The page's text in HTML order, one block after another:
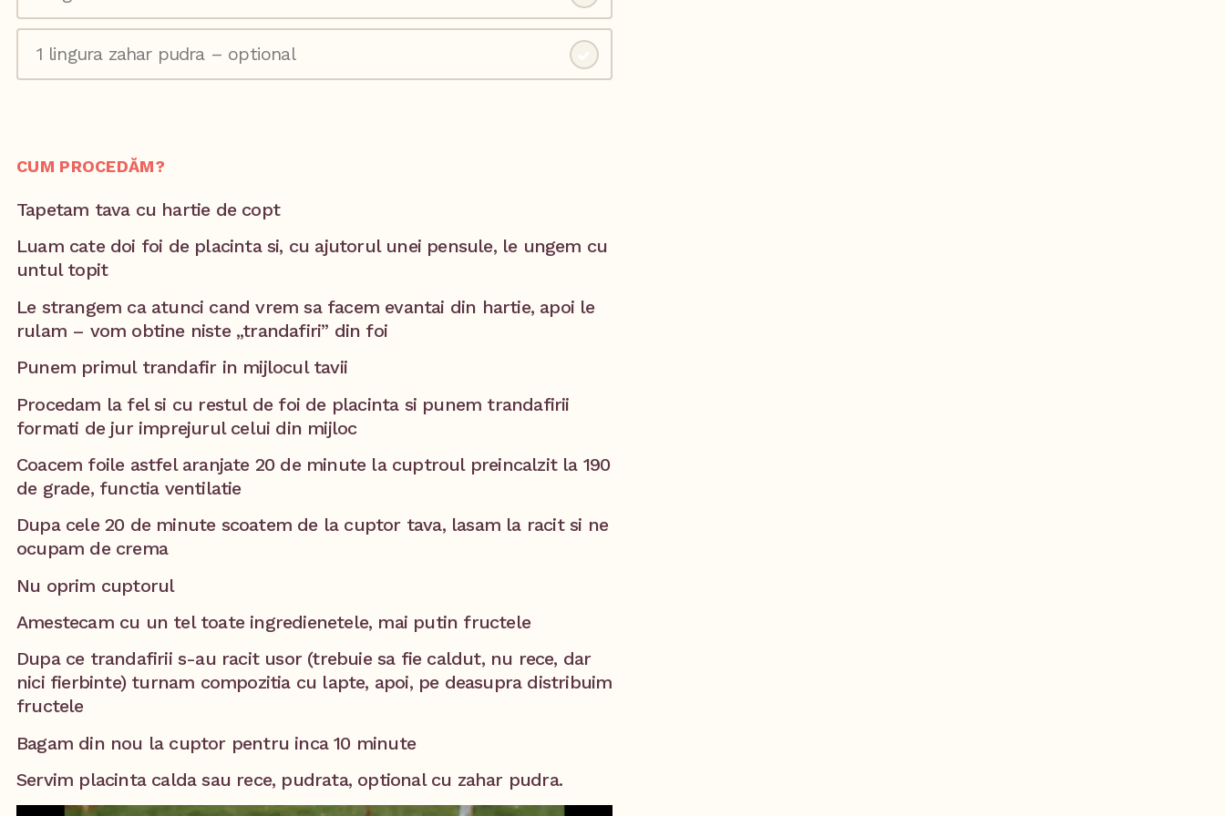
1 lingura zahar pudra – optional
CUM PROCEDĂM?
Tapetam tava cu hartie de copt
Luam cate doi foi de placinta si, cu ajutorul unei pensule, le ungem cu
untul topit
Le strangem ca atunci cand vrem sa facem evantai din hartie, apoi le
rulam – vom obtine niste „trandafiri” din foi
Punem primul trandafir in mijlocul tavii
Procedam la fel si cu restul de foi de placinta si punem trandafirii
formati de jur imprejurul celui din mijloc
Coacem foile astfel aranjate 20 de minute la cuptroul preincalzit la 190
de grade, functia ventilatie
Dupa cele 20 de minute scoatem de la cuptor tava, lasam la racit si ne
ocupam de crema
Nu oprim cuptorul
Amestecam cu un tel toate ingredienetele, mai putin fructele
Dupa ce trandafirii s-au racit usor (trebuie sa fie caldut, nu rece, dar
nici fierbinte) turnam compozitia cu lapte, apoi, pe deasupra distribuim
fructele
Bagam din nou la cuptor pentru inca 10 minute
Servim placinta calda sau rece, pudrata, optional cu zahar pudra.